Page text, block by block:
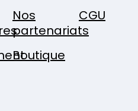
Nos
partenariats
CGU
Boutique